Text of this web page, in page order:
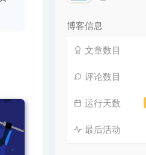
博客信息
文章数目
评论数目
运行天数
最后活动